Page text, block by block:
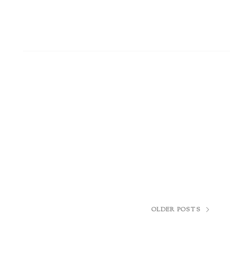
OLDER POSTS